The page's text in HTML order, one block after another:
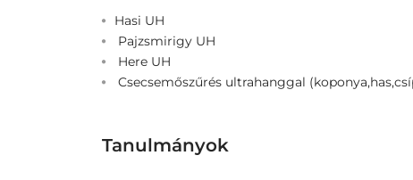
Hasi UH
Pajzsmirigy UH
Here UH
Csecsemőszűrés ultrahanggal
Tanulmányok